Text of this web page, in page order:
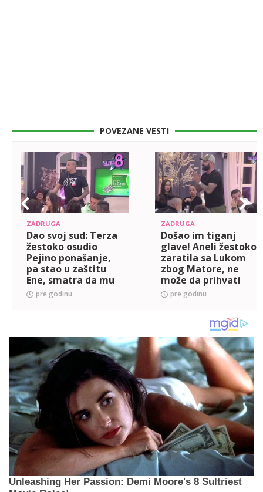
POVEZANE VESTI
ZADRUGA
Dao svoj sud: Terza
žestoko osudio
Pejino ponašanje,
pa stao u zaštitu
Ene, smatra da mu
je Munja najveći
problem (VIDEO)
pre godinu
ZADRUGA
Došao im tiganj
glave! Aneli žestoko
zaratila sa Lukom
zbog Matore, ne
može da prihvati
izdaju, pa joj
Tomićeva poručila:
pre godinu